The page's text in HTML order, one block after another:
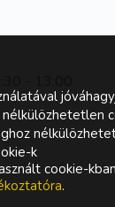
- 13:00
k
cookie-
.